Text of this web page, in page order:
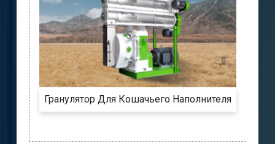
Гранулятор Для Кошачьего Наполнителя